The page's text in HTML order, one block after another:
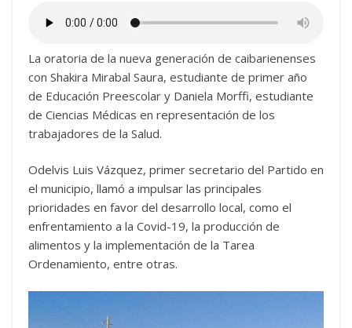
La oratoria de la nueva generación de caibarienenses
con Shakira Mirabal Saura, estudiante de primer año
de Educación Preescolar y Daniela Morffi, estudiante
de Ciencias Médicas en representación de los
trabajadores de la Salud.
Odelvis Luis Vázquez, primer secretario del Partido en
el municipio, llamó a impulsar las principales
prioridades en favor del desarrollo local, como el
enfrentamiento a la Covid-19, la producción de
alimentos y la implementación de la Tarea
Ordenamiento, entre otras.